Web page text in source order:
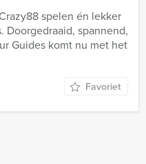
spelen én lekker
Doorgedraaid, spannend,
Guides komt nu met het
Favoriet